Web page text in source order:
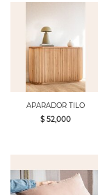
APARADOR TILO
$ 52,000